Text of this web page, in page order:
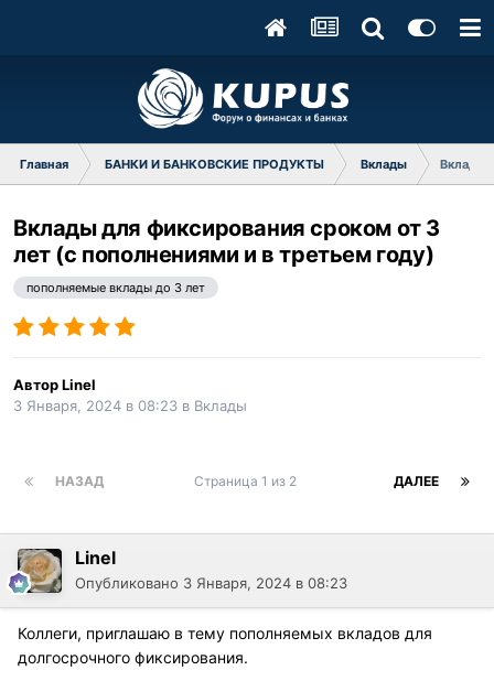
Главная БАНКИ И БАНКОВСКИЕ ПРОДУКТЫ Вклады Вклады
Вклады для фиксирования сроком от 3
лет (с пополнениями и в третьем году)
пополняемые вклады до 3 лет
АвторLinel
3 Января, 2024 в 08:23 в Вклады
НАЗАД ДАЛЕЕ
Страница 1 из 2
Linel
Опубликовано 3 Января, 2024 в 08:23
Коллеги, приглашаю в тему пополняемых вкладов для
долгосрочного фиксирования.